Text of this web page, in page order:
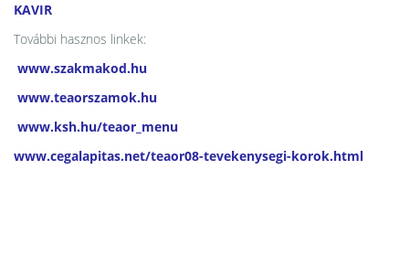
KAVIR
További hasznos linkek:
www.szakmakod.hu
www.teaorszamok.hu
www.ksh.hu/teaor_menu
www.cegalapitas.net/teaor08-tevekenysegi-korok.html